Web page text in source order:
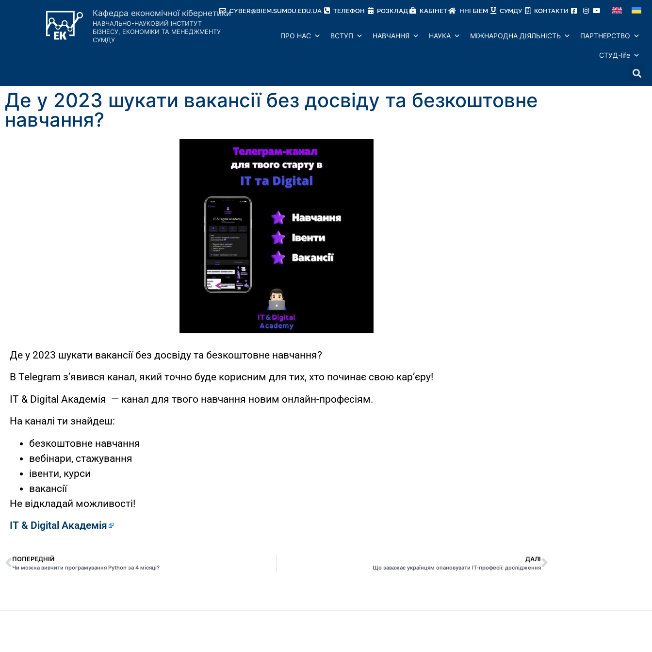
CYBER@BIEM.SUMDU.EDU.UA ТЕЛЕФОН РОЗКЛАД КАБІНЕТ ННІ БІЕМ СУМДУ КОНТАКТИ
Кафедра економічної кібернетики
НАВЧАЛЬНО-НАУКОВИЙ ІНСТИТУТ
БІЗНЕСУ, ЕКОНОМІКИ ТА МЕНЕДЖМЕНТУ
СУМДУ
ПРО НАС ВСТУП НАВЧАННЯ НАУКА МІЖНАРОДНА ДІЯЛЬНІСТЬ ПАРТНЕРСТВО
СТУД-life
Де у 2023 шукати вакансії без досвіду та безкоштовне
навчання?
Де у 2023 шукати вакансії без досвіду та безкоштовне навчання?
В Telegram з’явився канал, який точно буде корисним для тих, хто починає свою кар’єру!
ІТ & Digital Академія — канал для твого навчання новим онлайн-професіям.
На каналі ти знайдеш:
безкоштовне навчання
вебінари, стажування
івенти, курси
вакансії
Не відкладай можливості!
ІТ & Digital Академія
ПОПЕРЕДНІЙ
Чи можна вивчити програмування Python за 4 місяці?
ДАЛІ
Що заважає українцям опановувати ІТ-професії: дослідження